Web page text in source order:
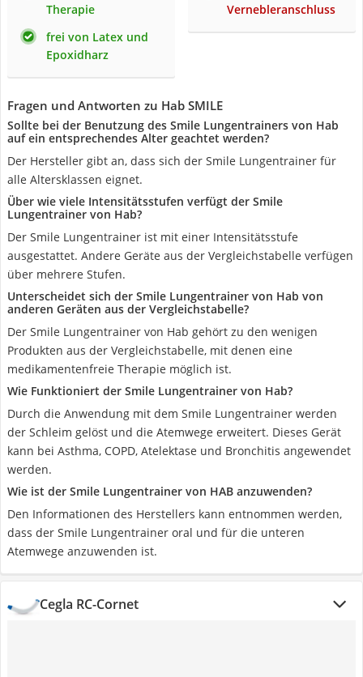
Therapie
frei von Latex und
Epoxidharz
Vernebleranschluss
Fragen und Antworten zu Hab SMILE
Sollte bei der Benutzung des Smile Lungentrainers von Hab
auf ein entsprechendes Alter geachtet werden?
Der Hersteller gibt an, dass sich der Smile Lungentrainer für
alle Altersklassen eignet.
Über wie viele Intensitätsstufen verfügt der Smile
Lungentrainer von Hab?
Der Smile Lungentrainer ist mit einer Intensitätsstufe
ausgestattet. Andere Geräte aus der Vergleichstabelle verfügen
über mehrere Stufen.
Unterscheidet sich der Smile Lungentrainer von Hab von
anderen Geräten aus der Vergleichstabelle?
Der Smile Lungentrainer von Hab gehört zu den wenigen
Produkten aus der Vergleichstabelle, mit denen eine
medikamentenfreie Therapie möglich ist.
Wie Funktioniert der Smile Lungentrainer von Hab?
Durch die Anwendung mit dem Smile Lungentrainer werden
der Schleim gelöst und die Atemwege erweitert. Dieses Gerät
kann bei Asthma, COPD, Atelektase und Bronchitis angewendet
werden.
Wie ist der Smile Lungentrainer von HAB anzuwenden?
Den Informationen des Herstellers kann entnommen werden,
dass der Smile Lungentrainer oral und für die unteren
Atemwege anzuwenden ist.
Cegla RC-Cornet